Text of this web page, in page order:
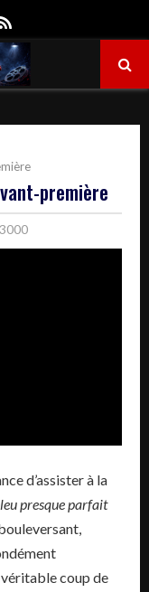
première
3000
d’assister à la
presque parfait
véritable coup de